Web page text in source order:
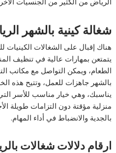
شغالة كينية بالشهر
هناك إقبال على الشغالات الكينيات
يتمتعن بمهارات عالية في تنظيف
الطعام، ويمكن التواصل مع مكاتب
بالشهر جاهزات للعمل، وتتيح هذه
يناسبك، وهي خيار مناسب للأسر
منزلية مؤقتة دون التزامات طويلة
بالجدية والانضباط في أداء المهام.
ارقام دلالات شغالات